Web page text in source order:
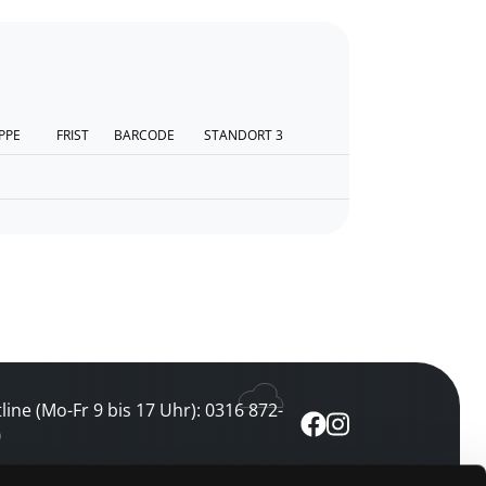
FRIST BARCODE STANDORT 3
(Mo-Fr 9 bis 17 Uhr): 0316 872-